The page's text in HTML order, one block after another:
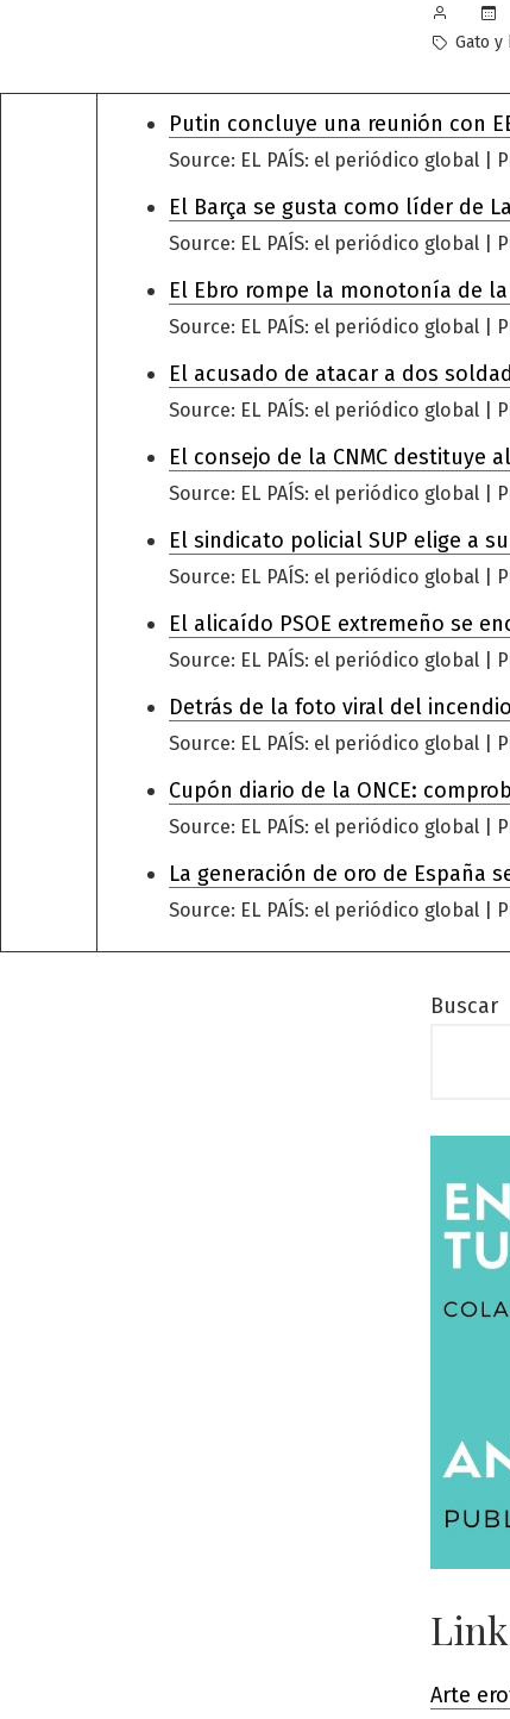
por
Gato y
Putin concluye una reunión con
Source: EL PAÍS: el periódico global
El Barça se gusta como líder de
Source: EL PAÍS: el periódico global
El Ebro rompe la monotonía de
Source: EL PAÍS: el periódico global
El acusado de atacar a dos
Source: EL PAÍS: el periódico global
El consejo de la CNMC
Source: EL PAÍS: el periódico global
El sindicato policial SUP elige a
Source: EL PAÍS: el periódico global
El alicaído PSOE extremeño se
Source: EL PAÍS: el periódico global
Detrás de la foto viral del
Source: EL PAÍS: el periódico global
Cupón diario de la ONCE:
Source: EL PAÍS: el periódico global
La generación de oro de España
Source: EL PAÍS: el periódico global
Buscar
Arte